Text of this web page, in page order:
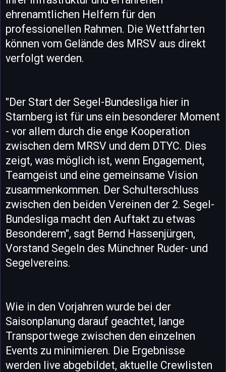
ehrenamtlichen Helfern für den
professionellen Rahmen. Die Wettfahrten
können vom Gelände des MRSV aus direkt
verfolgt werden.
"Der Start der Segel-Bundesliga hier in
Starnberg ist für uns ein besonderer Moment
- vor allem durch die enge Kooperation
zwischen dem MRSV und dem DTYC. Dies
zeigt, was möglich ist, wenn Engagement,
Teamgeist und eine gemeinsame Vision
zusammenkommen. Der Schulterschluss
zwischen den beiden Vereinen der 2. Segel-
Bundesliga macht den Auftakt zu etwas
Besonderem", sagt Bernd Hassenjürgen,
Vorstand Segeln des Münchner Ruder- und
Segelvereins.
Wie in den Vorjahren wurde bei der
Saisonplanung darauf geachtet, lange
Transportwege zwischen den einzelnen
Events zu minimieren. Die Ergebnisse
werden live abgebildet, aktuelle Crewlisten